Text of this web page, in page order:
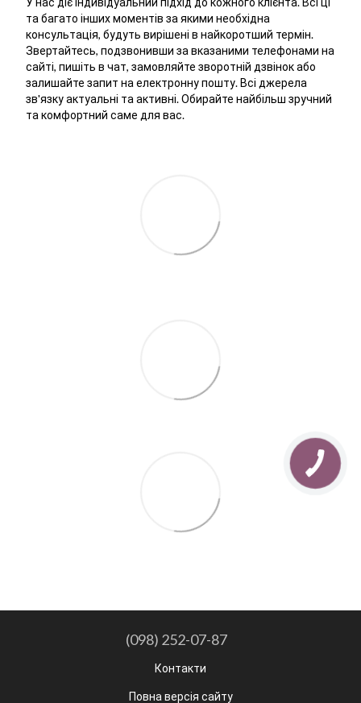
та багато інших моментів за якими необхідна
консультація, будуть вирішені в найкоротший термін.
Звертайтесь, подзвонивши за вказаними телефонами на
сайті, пишіть в чат, замовляйте зворотній дзвінок або
залишайте запит на електронну пошту. Всі джерела
зв'язку актуальні та активні. Обирайте найбільш зручний
та комфортний саме для вас.
(098) 252-07-87
Контакти
Повна версія сайту